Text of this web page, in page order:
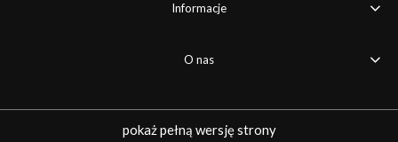
Informacje
O nas
pokaż pełną wersję strony